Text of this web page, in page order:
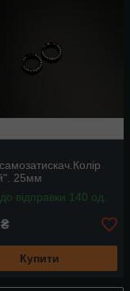
25мм
відправки 140 од.
₴
Купити